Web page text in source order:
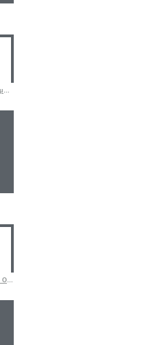
Βιβλίο ευχών "Ο Μικρός Πρίγκιπας" ή θέμα βαπτιστικού μας πακέτου
Βιβλίο ευχών βάπτισης "boho Rainbow - Ουράνιο τόξο Γεράσιμος"